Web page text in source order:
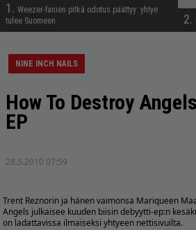
1. Weezer-fanien pitkä odotus päättyy: yhtye
tulee Suomeen
2.
NINE INCH NAILS
How To Destroy
EP
28.5.2010 07:59
Trent Reznorin ja hänen vaimonsa Mariqueen
Angels julkaisee kuuden biisin debyytti-ep:n
on ladattavissa ilmaiseksi yhtyeen nettisivuilta.